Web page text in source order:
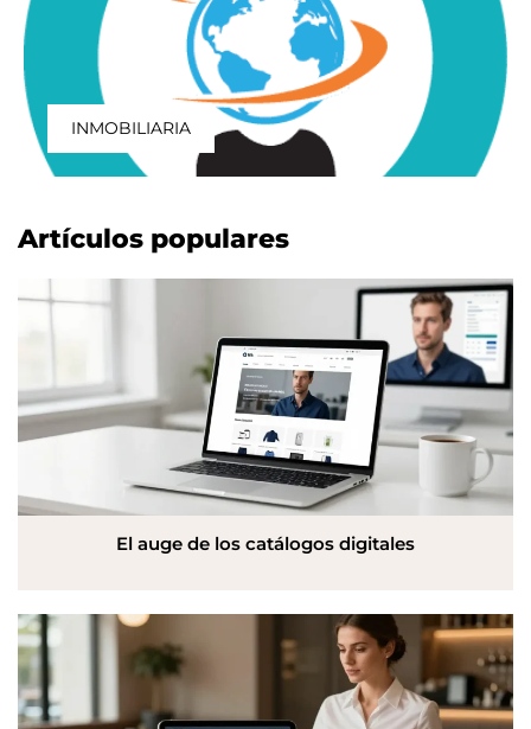
INMOBILIARIA
Artículos populares
El auge de los catálogos digitales